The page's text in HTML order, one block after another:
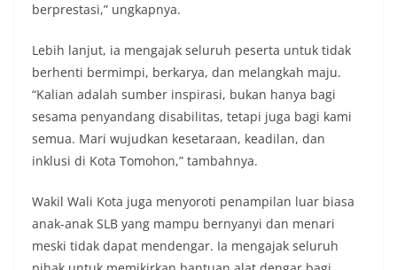
berprestasi,” ungkapnya.
Lebih lanjut, ia mengajak seluruh peserta untuk tidak
berhenti bermimpi, berkarya, dan melangkah maju.
“Kalian adalah sumber inspirasi, bukan hanya bagi
sesama penyandang disabilitas, tetapi juga bagi kami
semua. Mari wujudkan kesetaraan, keadilan, dan
inklusi di Kota Tomohon,” tambahnya.
Wakil Wali Kota juga menyoroti penampilan luar biasa
anak-anak SLB yang mampu bernyanyi dan menari
meski tidak dapat mendengar. Ia mengajak seluruh